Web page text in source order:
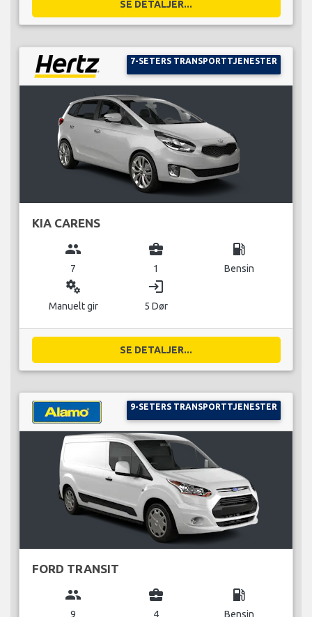
SE DETALJER...
7-SETERS TRANSPORTTJENESTER
KIA CARENS
group
7
business_center
1
local_gas_station
Bensin
miscellaneous_services
Manuelt gir
login
5 Dør
SE DETALJER...
9-SETERS TRANSPORTTJENESTER
FORD TRANSIT
group
9
business_center
4
local_gas_station
Bensin